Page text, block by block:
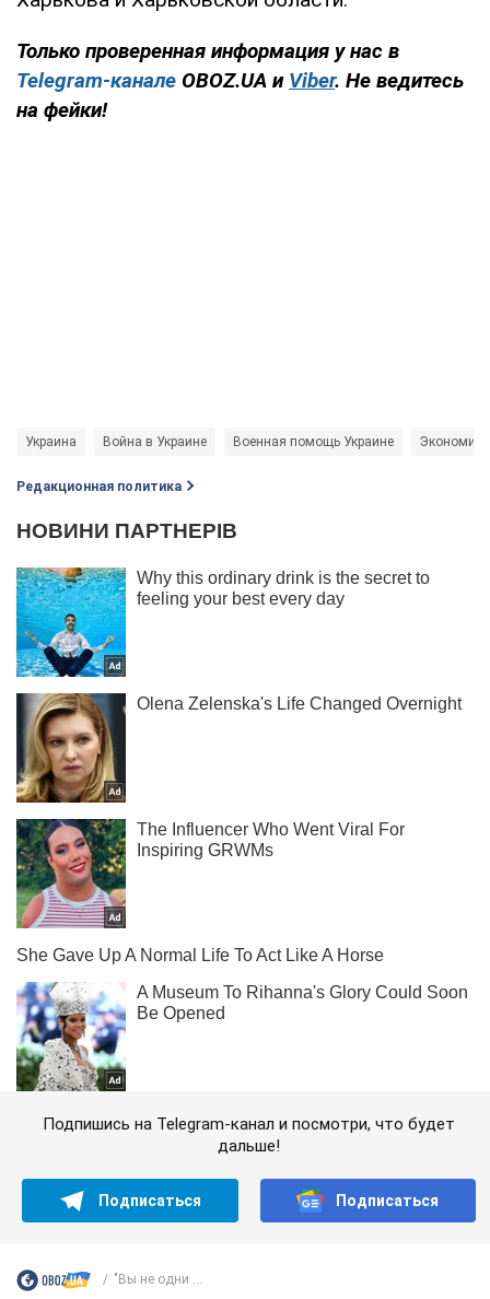
Только проверенная информация у нас в
Telegram-канале OBOZ.UA и Viber. Не ведитесь
на фейки!
Украина Война в Украине Военная помощь Украине
Редакционная политика
Подпишись на Telegram-канал и посмотри, что будет
дальше!
Подписаться Подписаться
"Вы не одни ...